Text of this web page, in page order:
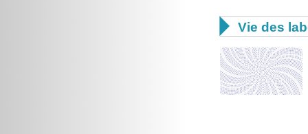
 Vie des